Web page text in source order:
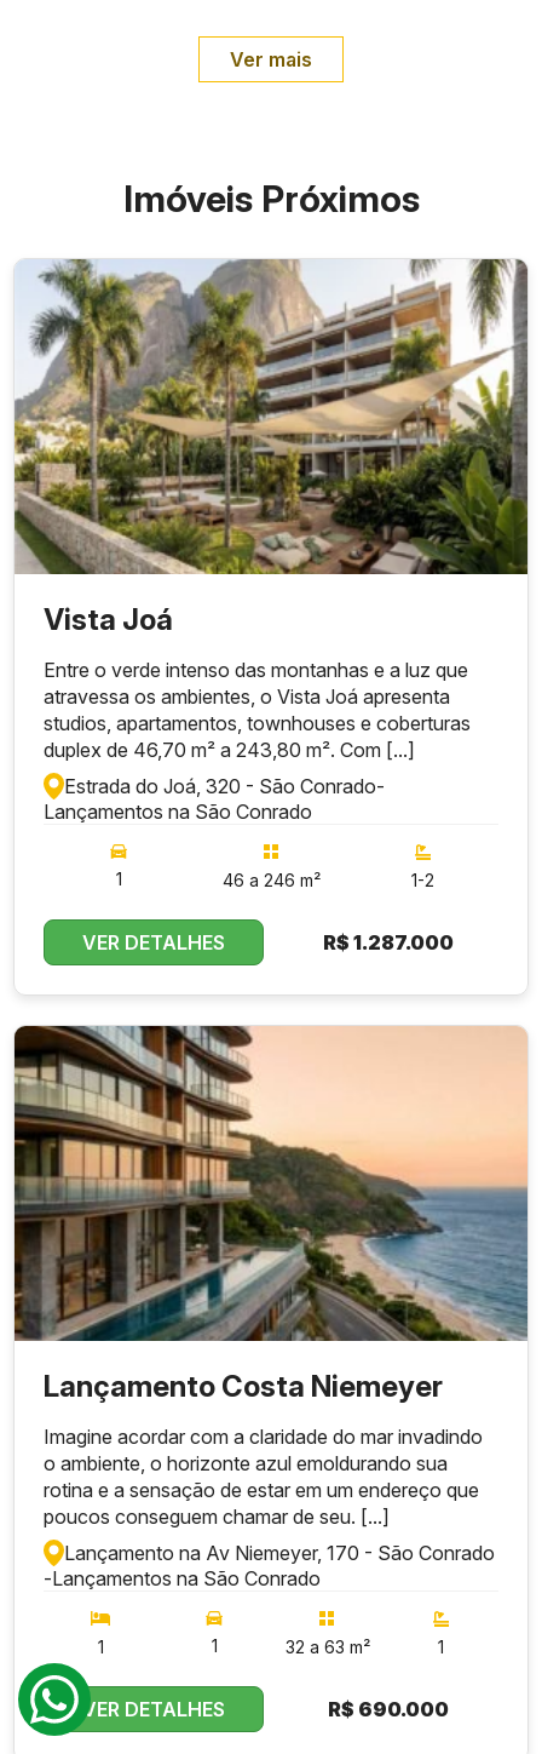
Ver mais
Imóveis Próximos
Vista Joá
Entre o verde intenso das montanhas e a luz que
atravessa os ambientes, o Vista Joá apresenta
studios, apartamentos, townhouses e coberturas
duplex de 46,70 m² a 243,80 m². Com [...]
Estrada do Joá, 320 - São Conrado-
Lançamentos na São Conrado
1 46 a 246 m² 1-2
VER DETALHES R$ 1.287.000
Lançamento Costa Niemeyer
Imagine acordar com a claridade do mar invadindo
o ambiente, o horizonte azul emoldurando sua
rotina e a sensação de estar em um endereço que
poucos conseguem chamar de seu. [...]
Lançamento na Av Niemeyer, 170 - São Conrado
-Lançamentos na São Conrado
1 1 32 a 63 m² 1
VER DETALHES R$ 690.000